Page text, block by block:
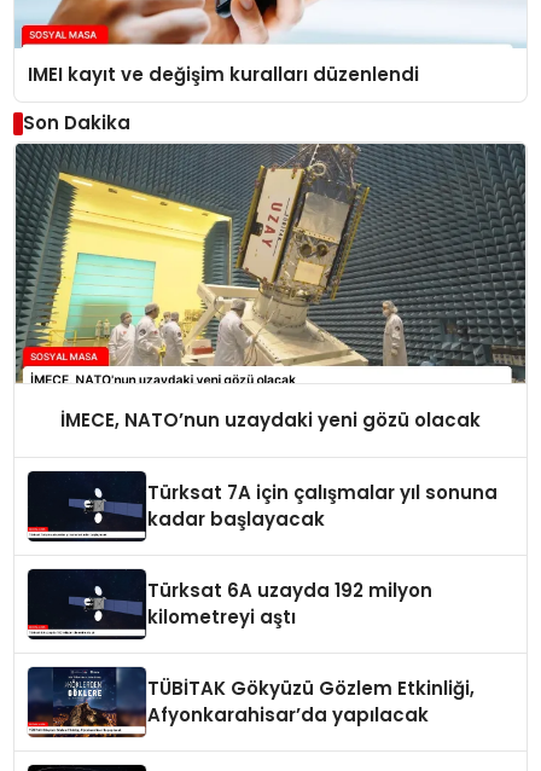
IMEI kayıt ve değişim kuralları düzenlendi
Son Dakika
İMECE, NATO’nun uzaydaki yeni gözü olacak
Türksat 7A için çalışmalar yıl sonuna
kadar başlayacak
Türksat 6A uzayda 192 milyon
kilometreyi aştı
TÜBİTAK Gökyüzü Gözlem Etkinliği,
Afyonkarahisar’da yapılacak